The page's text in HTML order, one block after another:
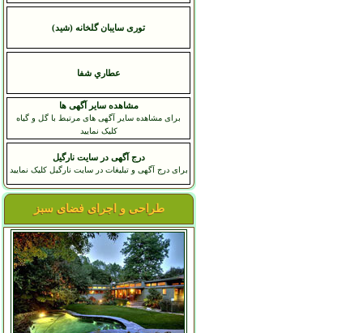
توری سایبان گلخانه (شید)
عطاري شفا
مشاهده سایر آگهی ها
برای مشاهده سایر آگهی های مرتبط با گل و گیاه
کلیک نمایید
درج آگهی در سایت نارگیل
برای درج آگهی و تبلیغات در سایت نارگیل کلیک نمایید
طراحی و اجرای فضای سبز